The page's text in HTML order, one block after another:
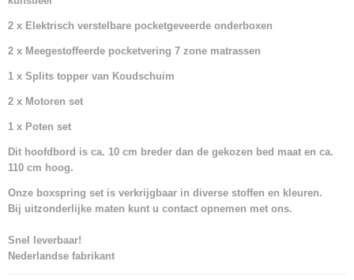
2 x Elektrisch verstelbare pocketgeveerde onderboxen
2 x Meegestoffeerde pocketvering 7 zone matrassen
1 x Splits topper van Koudschuim
2 x Motoren set
1 x Poten set
Dit hoofdbord is ca. 10 cm breder dan de gekozen bed maat en ca.
110 cm hoog.
Onze boxspring set is verkrijgbaar in diverse stoffen en kleuren.
Bij uitzonderlijke maten kunt u contact opnemen met ons.
Snel leverbaar!
Nederlandse fabrikant